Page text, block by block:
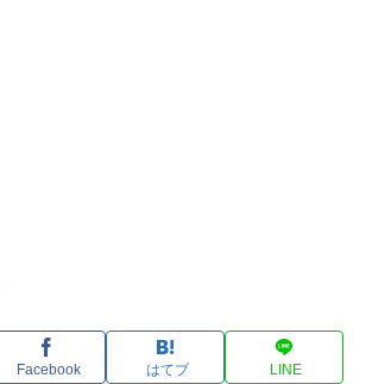
Facebook はてブ LINE